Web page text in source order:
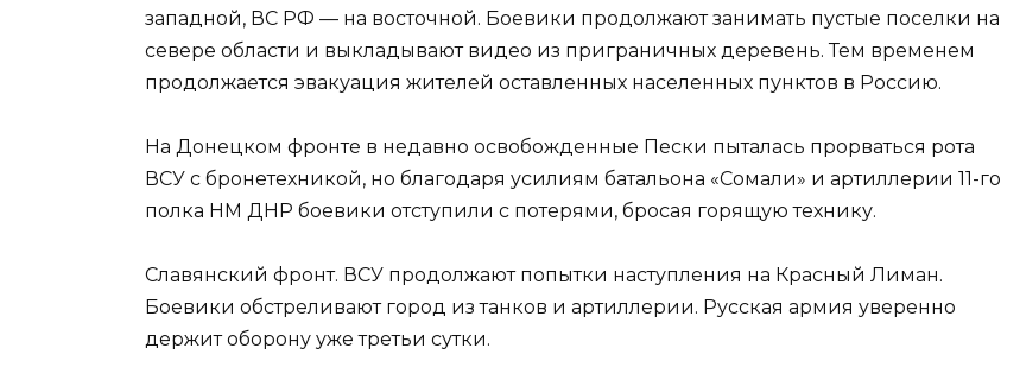
западной, ВС РФ — на восточной. Боевики продолжают занимать пустые поселки на
севере области и выкладывают видео из приграничных деревень. Тем временем
продолжается эвакуация жителей оставленных населенных пунктов в Россию.
На Донецком фронте в недавно освобожденные Пески пыталась прорваться рота
ВСУ с бронетехникой, но благодаря усилиям батальона «Сомали» и артиллерии 11-го
полка НМ ДНР боевики отступили с потерями, бросая горящую технику.
Славянский фронт. ВСУ продолжают попытки наступления на Красный Лиман.
Боевики обстреливают город из танков и артиллерии. Русская армия уверенно
держит оборону уже третьи сутки.